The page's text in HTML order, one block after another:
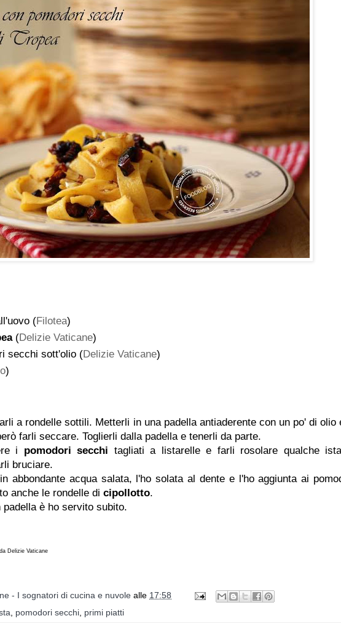
(Filotea)
(Delizie Vaticane)
secchi sott'olio (Delizie Vaticane)
)
a rondelle sottili. Metterli in una padella antiaderente con un po' di olio
farli seccare. Toglierli dalla padella e tenerli da parte.
i pomodori secchi tagliati a listarelle e farli rosolare qualche
bruciare.
abbondante acqua salata, l'ho solata al dente e l'ho aggiunta ai
anche le rondelle di cipollotto.
è ho servito subito.
Delizie Vaticane
- I sognatori di cucina e nuvole alle 17:58
pomodori secchi primi piatti